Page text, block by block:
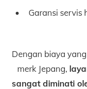
Garansi servis
Dengan biaya
merk Jepang,
sangat diminati